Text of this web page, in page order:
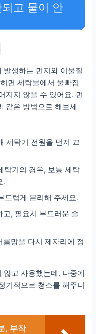
고 물이 안
발생하는 먼지와 이물질
면 세탁물에서 물빠짐
지지 않을 수 있어요. 먼
같은 방법으로 해보세
세탁기 전원을 먼저 끄
탁기의 경우, 보통 세탁
.
드럽게 분리해 주세요.
고, 필요시 부드러운 솔
름망을 다시 제자리에 정
않고 사용했는데, 나중에
기적으로 청소를 해주니
, 부작